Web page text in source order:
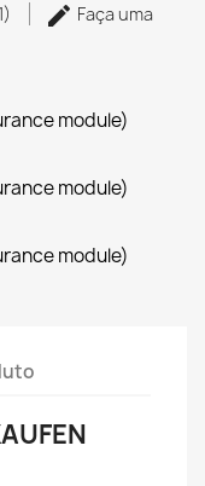
Faça uma
module)
module)
module)